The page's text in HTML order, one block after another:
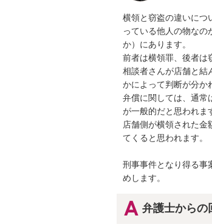
横領と窃盗の違いにつ
っている他人の物な
か）にあります。
前者は横領罪、後者は
相談者さんが店舗と結
かによって判断が分か
弁償に関しては、通常
が一般的だと思われま
店舗側が横領された金
てくると思われます。
刑事事件となり得る事
めします。
弁護士からの